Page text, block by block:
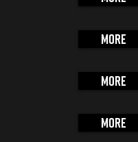
More
More
More